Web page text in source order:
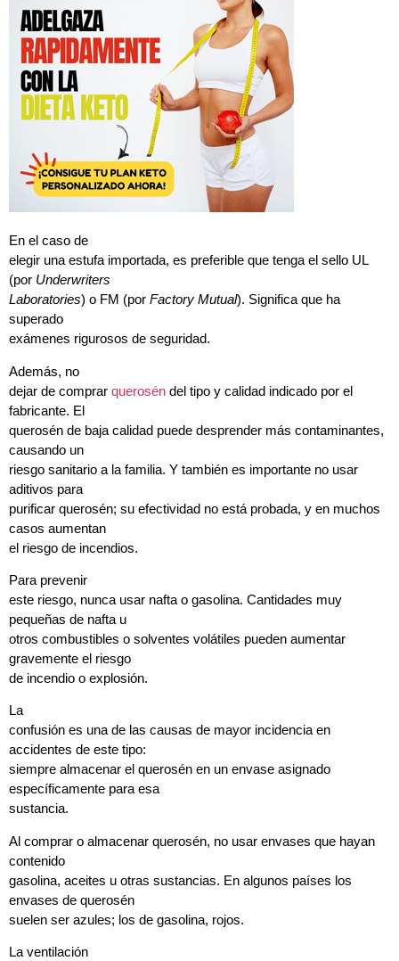
En el caso de
elegir una estufa importada, es preferible que tenga el sello UL
(por Underwriters
Laboratories) o FM (por Factory Mutual). Significa que ha
superado
exámenes rigurosos de seguridad.
Además, no
dejar de comprar querosén del tipo y calidad indicado por el
fabricante. El
querosén de baja calidad puede desprender más contaminantes,
causando un
riesgo sanitario a la familia. Y también es importante no usar
aditivos para
purificar querosén; su efectividad no está probada, y en muchos
casos aumentan
el riesgo de incendios.
Para prevenir
este riesgo, nunca usar nafta o gasolina. Cantidades muy
pequeñas de nafta u
otros combustibles o solventes volátiles pueden aumentar
gravemente el riesgo
de incendio o explosión.
La
confusión es una de las causas de mayor incidencia en
accidentes de este tipo:
siempre almacenar el querosén en un envase asignado
específicamente para esa
sustancia.
Al comprar o almacenar querosén, no usar envases que hayan
contenido
gasolina, aceites u otras sustancias. En algunos países los
envases de querosén
suelen ser azules; los de gasolina, rojos.
La ventilación